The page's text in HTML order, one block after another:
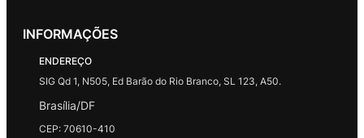
INFORMAÇÕES
ENDEREÇO
SIG Qd 1, N505, Ed Barão do Rio Branco, SL 123, A50.
Brasília/DF
CEP: 70610-410